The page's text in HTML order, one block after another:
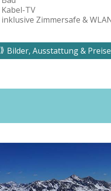
Kabel-TV
inklusive Zimmersafe &
Bilder, Ausstattung &